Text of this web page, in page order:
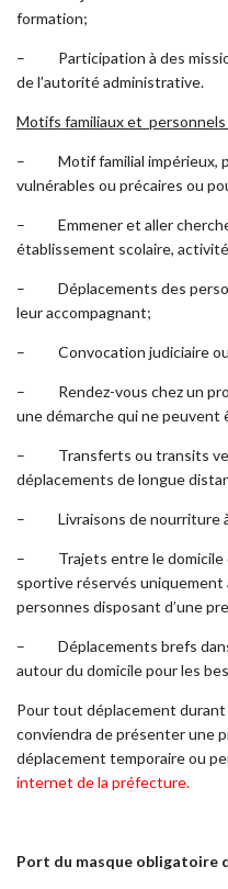
formation;
– Participation à des
de l’autorité administrative.
Motifs familiaux et personnels
– Motif familial impérieux,
vulnérables ou précaires ou
– Emmener et aller chercher
établissement scolaire,
– Déplacements des
leur accompagnant;
– Convocation judiciaire ou
– Rendez-vous chez un
une démarche qui ne peuvent
– Transferts ou transits
déplacements de longue
– Livraisons de nourriture à
– Trajets entre le domicile
sportive réservés
personnes disposant d’une
– Déplacements brefs dans
autour du domicile pour les
Pour tout déplacement
conviendra de présenter une
déplacement temporaire ou
internet de la préfecture.
Port du masque obligatoire